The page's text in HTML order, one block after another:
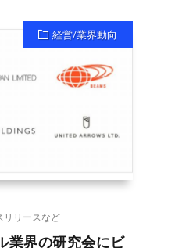
経営/業界動向
リリースなど
業界の研究会にビ